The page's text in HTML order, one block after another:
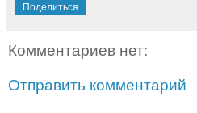
Поделиться
Комментариев нет:
Отправить комментарий